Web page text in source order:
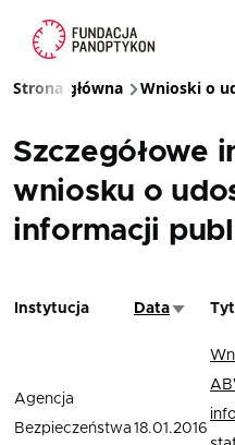
Ścieżka
Strona główna Wnioski o
Szczegółowe
wniosku o
informacji
Instytucja DataSortuj
Agencja
Bezpieczeństwa 18.01.2016